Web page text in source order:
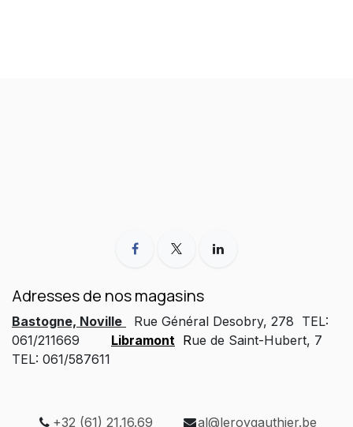
Adresses de nos magasins
Bastogne, Noville
Rue Général Desobry, 278 TEL:
061/211669
Libramont Rue de Saint-Hubert, 7
TEL: 061/587611
+32 (61) 21.16.69 al@leroygauthier.be